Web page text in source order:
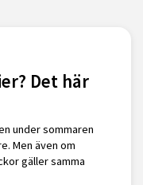
Det här
under sommaren
Men även om
gäller samma